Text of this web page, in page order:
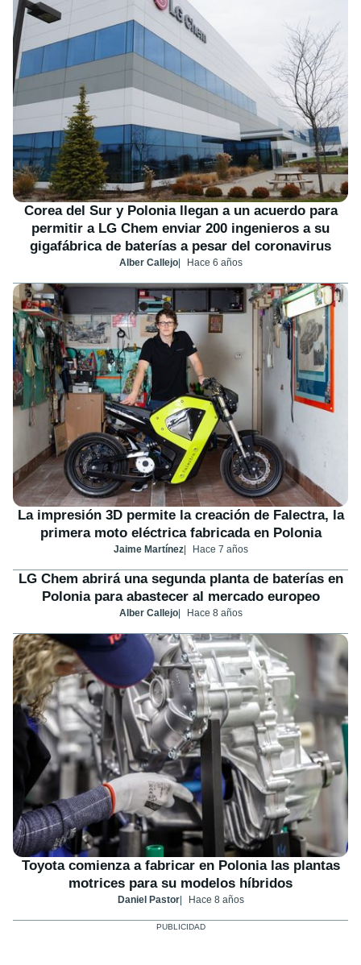
Corea del Sur y Polonia llegan a un acuerdo para
permitir a LG Chem enviar 200 ingenieros a su
gigafábrica de baterías a pesar del coronavirus
Alber Callejo Hace 6 años
La impresión 3D permite la creación de Falectra, la
primera moto eléctrica fabricada en Polonia
Jaime Martínez Hace 7 años
LG Chem abrirá una segunda planta de baterías en
Polonia para abastecer al mercado europeo
Alber Callejo Hace 8 años
Toyota comienza a fabricar en Polonia las plantas
motrices para su modelos híbridos
Daniel Pastor Hace 8 años